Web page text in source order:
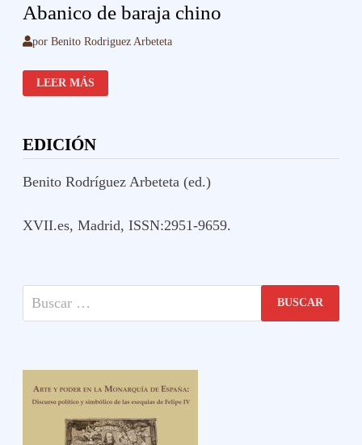
Abanico de baraja chino
porBenito Rodriguez Arbeteta
ABANICO
DE
BARAJA
LEER MÁS
EDICIÓN
Benito Rodríguez Arbeteta (ed.)
XVII.es, Madrid, ISSN:2951-9659.
Buscar: